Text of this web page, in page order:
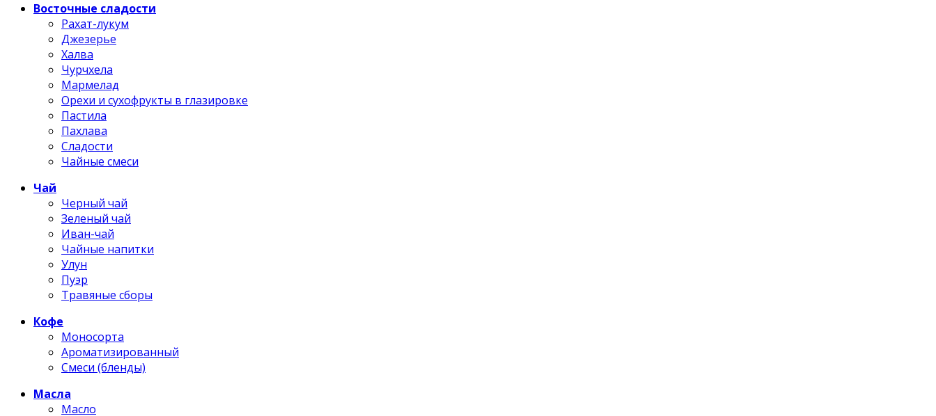
Восточные сладости
Рахат-лукум
Джезерье
Халва
Чурчхела
Мармелад
Орехи и сухофрукты в глазировке
Пастила
Пахлава
Сладости
Чайные смеси
Чай
Черный чай
Зеленый чай
Иван-чай
Чайные напитки
Улун
Пуэр
Травяные сборы
Кофе
Моносорта
Ароматизированный
Смеси (бленды)
Масла
Масло